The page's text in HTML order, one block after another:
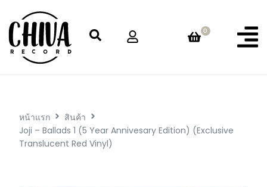
0
หน้าแรก
สินค้า
Joji – Ballads 1 (5 Year Annivesary Edition) (Exclusive
Translucent Red Vinyl)